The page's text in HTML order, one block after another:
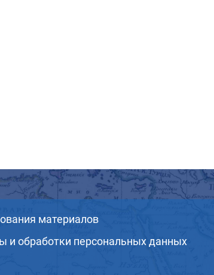
материалов
и обработки персональных данных